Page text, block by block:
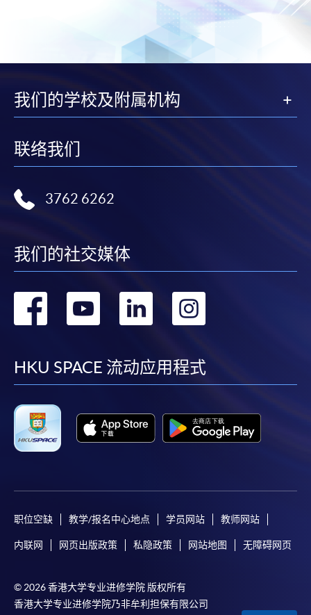
我们的学校及附属机构
联络我们
3762 6262
我们的社交媒体
转
facebook
转
youtube
转
linkedin
转
HKU SPACE 流动应用程式
职位空缺 教学/报名中心地点 学员网站 教师网站
内联网 网页出版政策 私隐政策 网站地图 无障碍网页
© 2026 香港大学专业进修学院 版权所有
香港大学专业进修学院乃非牟利担保有限公司